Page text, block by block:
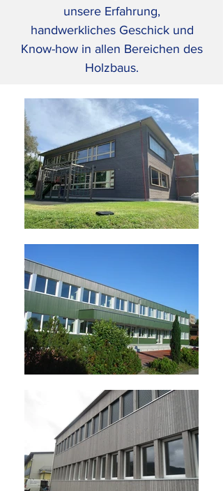
unsere Erfahrung,
handwerkliches Geschick und
Know-how in allen Bereichen des
Holzbaus.